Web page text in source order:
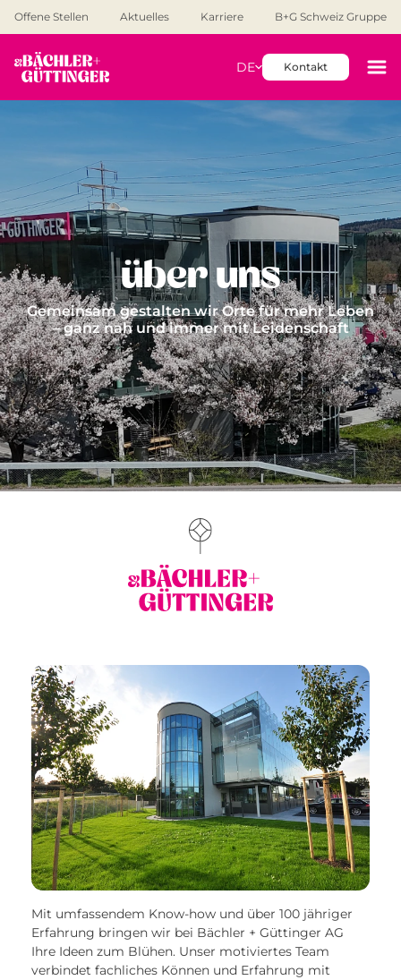
Offene Stellen Aktuelles Karriere B+G Schweiz Gruppe
DE Kontakt
über uns
Gemeinsam gestalten wir Orte für mehr Leben
– ganz nah und immer mit Leidenschaft
Mit umfassendem Know-how und über 100 jähriger
Erfahrung bringen wir bei Bächler + Güttinger AG
Ihre Ideen zum Blühen. Unser motiviertes Team
verbindet fachliches Können und Erfahrung mit